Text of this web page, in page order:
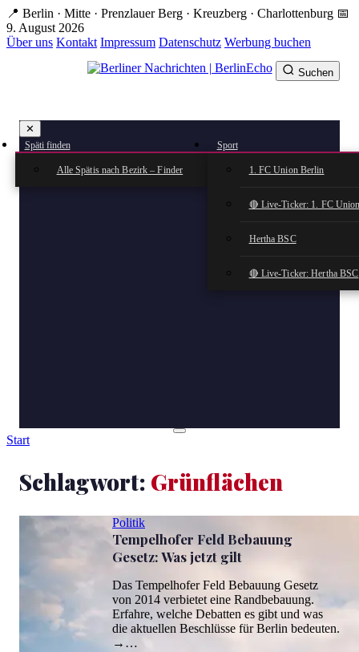
Zum
Hauptinhalt
springen
📍 Berlin · Mitte · Prenzlauer Berg · Kreuzberg · Charlottenburg 📅
9. August 2026
Über uns Kontakt Impressum Datenschutz Werbung buchen
✕
Späti finden
Alle Spätis nach Bezirk – Finder
Sport
1. FC Union Berlin
🔴 Live-Ticker: 1. FC
Hertha BSC
🔴 Live-Ticker: Hertha BSC
Suchen
Start
Schlagwort: Grünflächen
Politik
Tempelhofer Feld Bebauung
Gesetz: Was jetzt gilt
Das Tempelhofer Feld Bebauung Gesetz
von 2014 verbietet eine Randbebauung.
Erfahre, welche Debatten es gibt und was
die aktuellen Beschlüsse für Berlin bedeuten.
→…